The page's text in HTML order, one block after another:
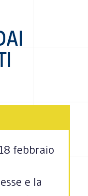
febbraio
e la